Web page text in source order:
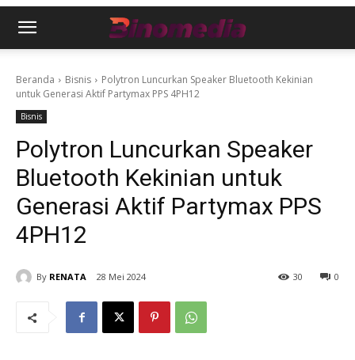
Beranda Bisnis
Polytron Luncurkan Speaker Bluetooth Kekinian
untuk Generasi Aktif Partymax PPS 4PH12
Bisnis
Polytron Luncurkan Speaker
Bluetooth Kekinian untuk
Generasi Aktif Partymax PPS
4PH12
By RENATA 28 Mei 2024 0
30